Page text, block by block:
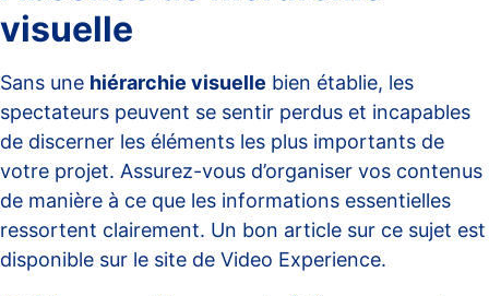
visuelle
Sans une hiérarchie visuelle bien établie, les
spectateurs peuvent se sentir perdus et incapables
de discerner les éléments les plus importants de
votre projet. Assurez-vous d’organiser vos contenus
de manière à ce que les informations essentielles
ressortent clairement. Un bon article sur ce sujet est
disponible sur le site de Video Experience.